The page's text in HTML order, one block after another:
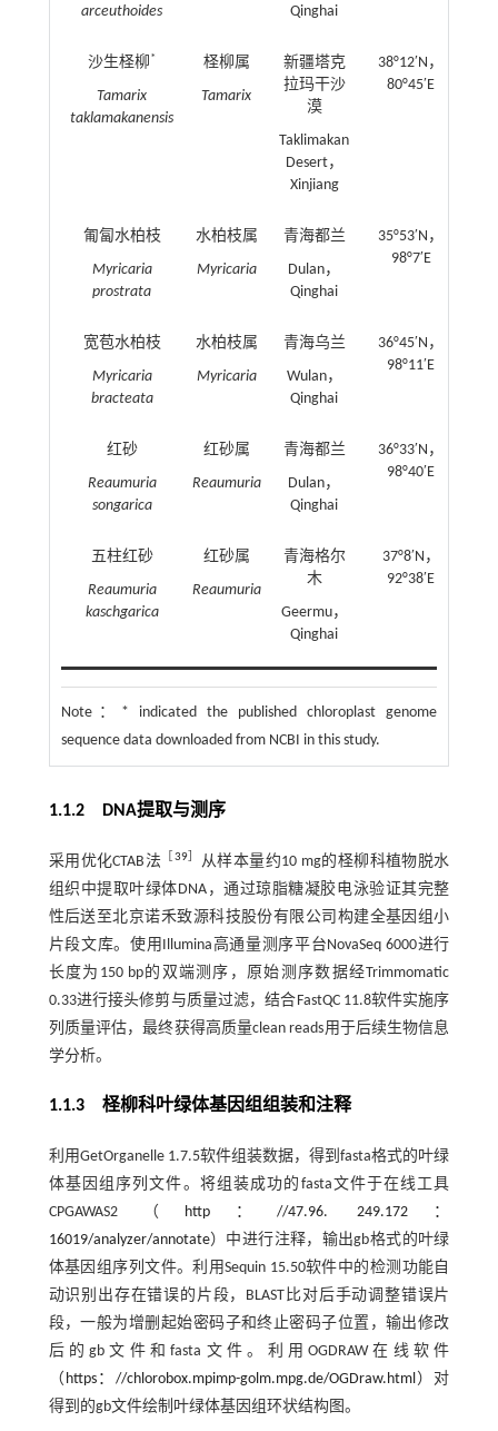
arceuthoides
Qinghai
沙生柽柳*
Tamarix
taklamakanensis
柽柳属
Tamarix
新疆塔克
拉玛干沙
漠
Taklimakan
Desert，
Xinjiang
38°12′N，
80°45′E
匍匐水柏枝
Myricaria
prostrata
水柏枝属
Myricaria
青海都兰
Dulan，
Qinghai
35°53′N，
98°7′E
宽苞水柏枝
Myricaria
bracteata
水柏枝属
Myricaria
青海乌兰
Wulan，
Qinghai
36°45′N，
98°11′E
红砂
Reaumuria
songarica
红砂属
Reaumuria
青海都兰
Dulan，
Qinghai
36°33′N，
98°40′E
五柱红砂
Reaumuria
kaschgarica
红砂属
Reaumuria
青海格尔
木
Geermu，
Qinghai
37°8′N，
92°38′E
Note： * indicated the published chloroplast genome
sequence data downloaded from NCBI in this study.
1.1.2 DNA提取与测序
采用优化CTAB法 39］ 从样本量约10 mg的柽柳科植物脱水
组织中提取叶绿体DNA，通过琼脂糖凝胶电泳验证其完整
性后送至北京诺禾致源科技股份有限公司构建全基因组小
片段文库。使用Illumina高通量测序平台NovaSeq 6000进行
长度为150 bp的双端测序，原始测序数据经Trimmomatic
0.33进行接头修剪与质量过滤，结合FastQC 11.8软件实施序
列质量评估，最终获得高质量clean reads用于后续生物信息
学分析。
1.1.3 柽柳科叶绿体基因组组装和注释
利用GetOrganelle 1.7.5软件组装数据，得到fasta格式的叶绿
体基因组序列文件。将组装成功的fasta文件于在线工具
CPGAWAS2（ http：//47.96. 249.172：
16019/analyzer/annotate）中进行注释，输出gb格式的叶绿
体基因组序列文件。利用Sequin 15.50软件中的检测功能自
动识别出存在错误的片段，BLAST比对后手动调整错误片
段，一般为增删起始密码子和终止密码子位置，输出修改
后的gb文件和fasta文件。利用OGDRAW在线软件
（ https：//chlorobox.mpimp-golm.mpg.de/OGDraw.html）对
得到的gb文件绘制叶绿体基因组环状结构图。